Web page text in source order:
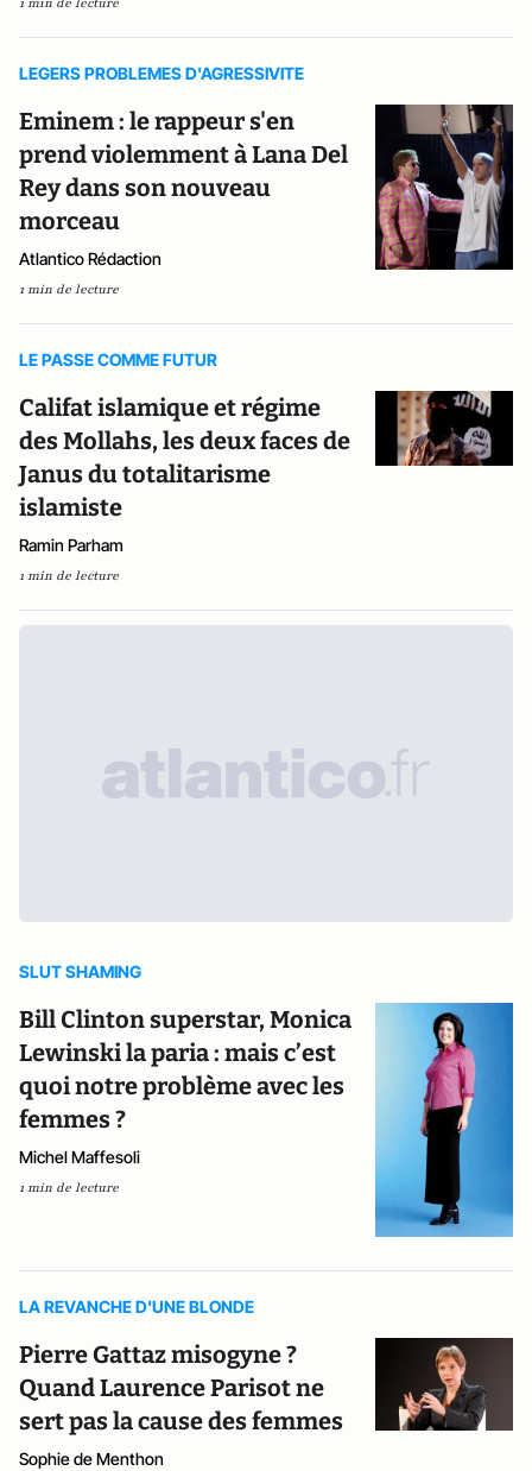
LEGERS PROBLEMES D'AGRESSIVITE
Eminem : le rappeur s'en
prend violemment à Lana Del
Rey dans son nouveau
morceau
Atlantico Rédaction
1 min de lecture
LE PASSE COMME FUTUR
Califat islamique et régime
des Mollahs, les deux faces de
Janus du totalitarisme
islamiste
Ramin Parham
1 min de lecture
SLUT SHAMING
Bill Clinton superstar, Monica
Lewinski la paria : mais c’est
quoi notre problème avec les
femmes ?
Michel Maffesoli
1 min de lecture
LA REVANCHE D'UNE BLONDE
Pierre Gattaz misogyne ?
Quand Laurence Parisot ne
sert pas la cause des femmes
Sophie de Menthon